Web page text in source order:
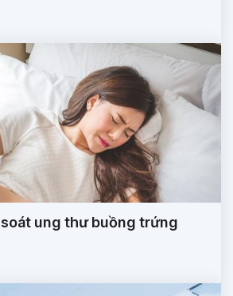
ung thư buồng trứng